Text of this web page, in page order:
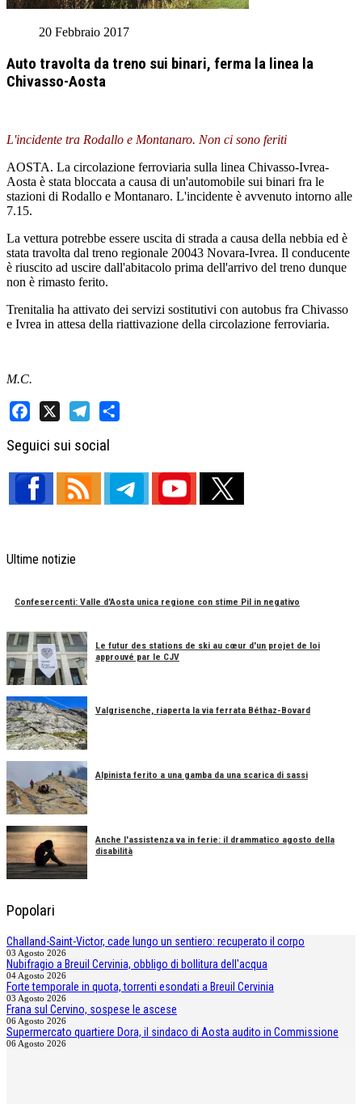
20 Febbraio 2017
Auto travolta da treno sui binari, ferma la linea la
Chivasso-Aosta
L'incidente tra Rodallo e Montanaro. Non ci sono feriti
AOSTA. La circolazione ferroviaria sulla linea Chivasso-Ivrea-
Aosta è stata bloccata a causa di un'automobile sui binari fra le
stazioni di Rodallo e Montanaro. L'incidente è avvenuto intorno alle
7.15.
La vettura potrebbe essere uscita di strada a causa della nebbia ed è
stata travolta dal treno regionale 20043 Novara-Ivrea. Il conducente
è riuscito ad uscire dall'abitacolo prima dell'arrivo del treno dunque
non è rimasto ferito.
Trenitalia ha attivato dei servizi sostitutivi con autobus fra Chivasso
e Ivrea in attesa della riattivazione della circolazione ferroviaria.
M.C.
Seguici sui social
Ultime notizie
Confesercenti: Valle d'Aosta unica regione con stime Pil in negativo
Le futur des stations de ski au cœur d'un projet de loi
approuvé par le CJV
Valgrisenche, riaperta la via ferrata Béthaz-Bovard
Alpinista ferito a una gamba da una scarica di sassi
Anche l'assistenza va in ferie: il drammatico agosto della
disabilità
Popolari
Challand-Saint-Victor, cade lungo un sentiero: recuperato il corpo
03 Agosto 2026
Nubifragio a Breuil Cervinia, obbligo di bollitura dell'acqua
04 Agosto 2026
Forte temporale in quota, torrenti esondati a Breuil Cervinia
03 Agosto 2026
Frana sul Cervino, sospese le ascese
06 Agosto 2026
Supermercato quartiere Dora, il sindaco di Aosta audito in Commissione
06 Agosto 2026